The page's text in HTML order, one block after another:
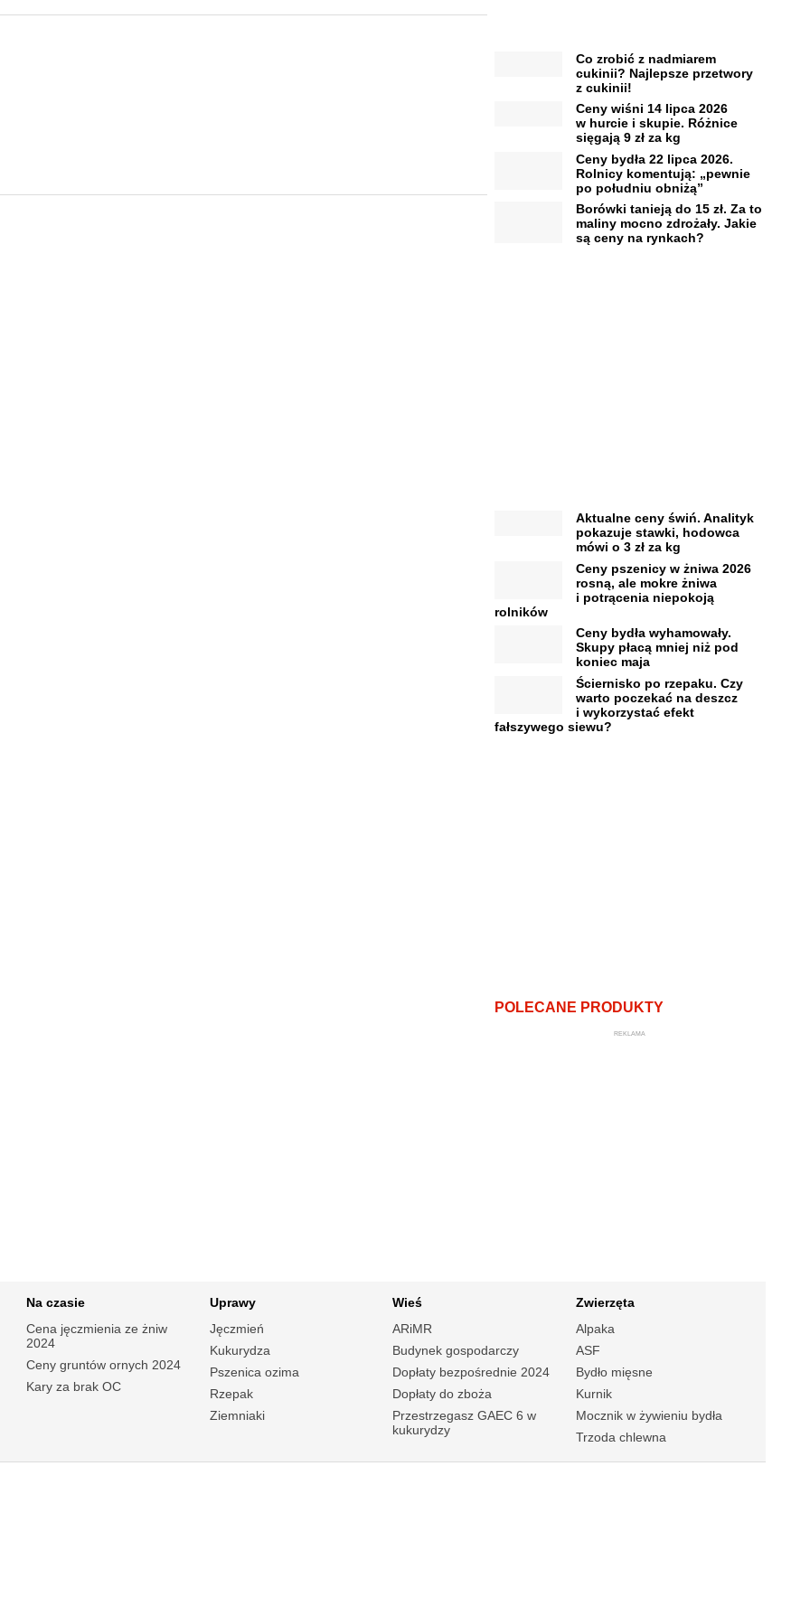
Co zrobić z nadmiarem
cukinii? Najlepsze przetwory
z cukinii!
Ceny wiśni 14 lipca 2026
w hurcie i skupie. Różnice
sięgają 9 zł za kg
Ceny bydła 22 lipca 2026.
Rolnicy komentują: „pewnie
po południu obniżą”
Borówki tanieją do 15 zł. Za to
maliny mocno zdrożały. Jakie
są ceny na rynkach?
Aktualne ceny świń. Analityk
pokazuje stawki, hodowca
mówi o 3 zł za kg
Ceny pszenicy w żniwa 2026
rosną, ale mokre żniwa
i potrącenia niepokoją
rolników
Ceny bydła wyhamowały.
Skupy płacą mniej niż pod
koniec maja
Ściernisko po rzepaku. Czy
warto poczekać na deszcz
i wykorzystać efekt
fałszywego siewu?
POLECANE PRODUKTY
REKLAMA
Na czasie
Cena jęczmienia ze żniw
2024
Ceny gruntów ornych 2024
Kary za brak OC
Uprawy
Jęczmień
Kukurydza
Pszenica ozima
Rzepak
Ziemniaki
Wieś
ARiMR
Budynek gospodarczy
Dopłaty bezpośrednie 2024
Dopłaty do zboża
Przestrzegasz GAEC 6 w
kukurydzy
Zwierzęta
Alpaka
ASF
Bydło mięsne
Kurnik
Mocznik w żywieniu bydła
Trzoda chlewna